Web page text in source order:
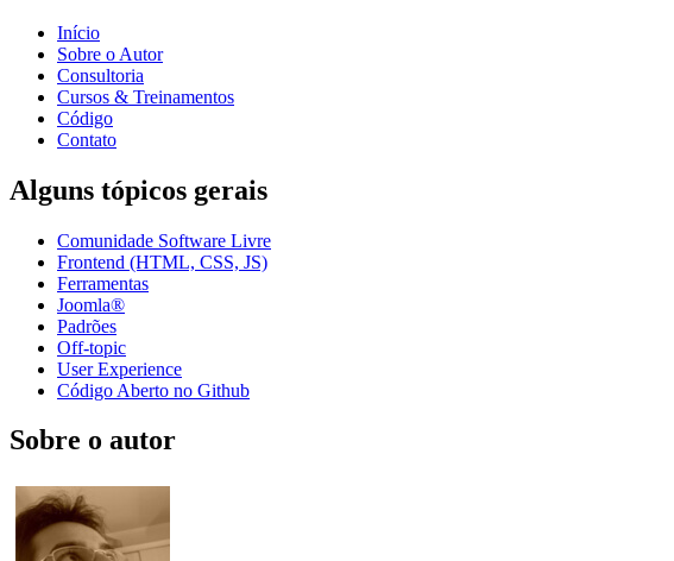
Início
Sobre o Autor
Consultoria
Cursos & Treinamentos
Código
Contato
Alguns tópicos gerais
Comunidade Software Livre
Frontend (HTML, CSS, JS)
Ferramentas
Joomla®
Padrões
Off-topic
User Experience
Código Aberto no Github
Sobre o autor